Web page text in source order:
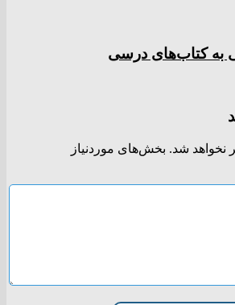
به کتاب‌های درسی
نخواهد شد. بخش‌های موردنیاز